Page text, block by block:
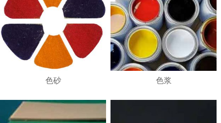
色砂 色浆